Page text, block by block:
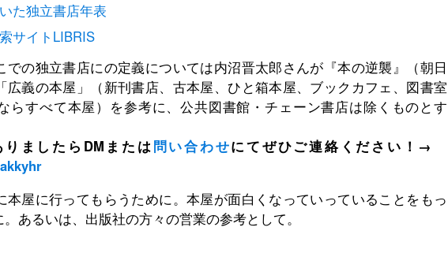
た独立書店年表
サイトLIBRIS
での独立書店にの定義については内沼晋太郎さんが『本の逆襲』（朝日
広義の本屋」（新刊書店、古本屋、ひと箱本屋、ブックカフェ、図書室
らすべて本屋）を参考に、公共図書館・チェーン書店は除くものとす
ましたらDMまたは問い合わせにてぜひご連絡ください！→
本屋に行ってもらうために。本屋が面白くなっていっていることをもっ
あるいは、出版社の方々の営業の参考として。